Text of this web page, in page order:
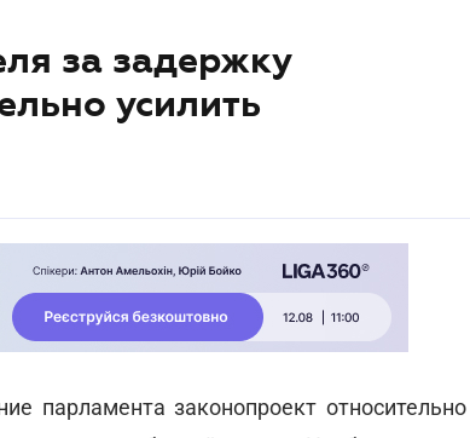
за задержку
усилить
парламента законопроект относительно